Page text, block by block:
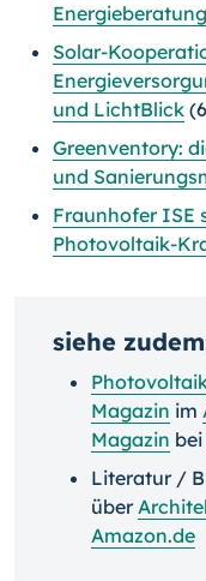
Solar-
und LichtBlick
Greenventory:
und
Fraunhofer ISE
Photovoltaik-
siehe
Magazin im
Magazin bei
Literatur /
über
Amazon.de